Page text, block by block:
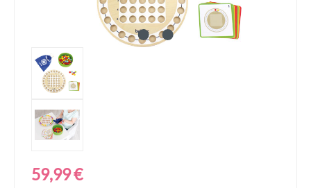
Regulärer Preis:
59,99 €